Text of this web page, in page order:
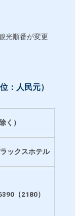
光順番が変更
：人民元）
く）
ックスホテル
（2180）